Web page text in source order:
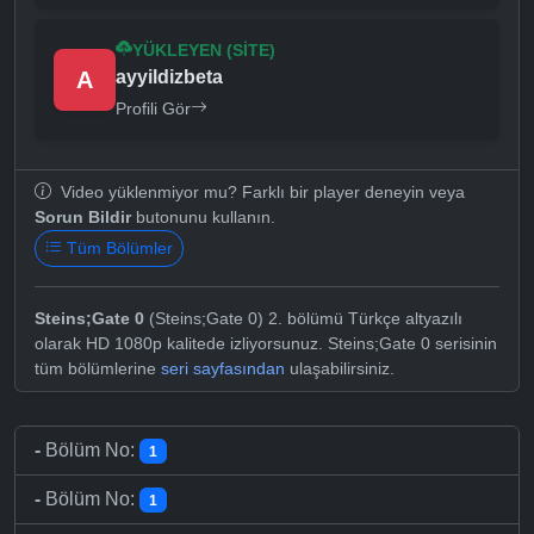
A
YÜKLEYEN (SITE)
ayyildizbeta
Profili Gör
Video yüklenmiyor mu? Farklı bir player deneyin veya
Sorun Bildirbutonunu kullanın.
Tüm Bölümler
Steins;Gate 0 (Steins;Gate 0) 2. bölümü Türkçe altyazılı
olarak HD 1080p kalitede izliyorsunuz. Steins;Gate 0 serisinin
tüm bölümlerine seri sayfasından ulaşabilirsiniz.
- Bölüm No: 1
- Bölüm No: 1